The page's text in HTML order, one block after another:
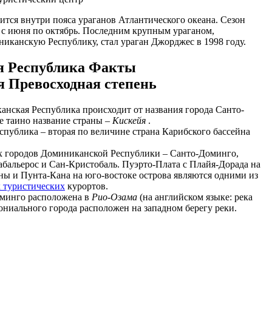
внутри пояса ураганов Атлантического океана. Сезон
июня по октябрь. Последним крупным ураганом,
Республику, стал ураган Джорджес в 1998 году.
Республика Факты
Превосходная степень
Республика происходит от названия города Санто-
название страны – Кискейя .
– вторая по величине страна Карибского бассейна
Доминиканской Республики – Санто-Доминго,
и Сан-Кристобаль. Пуэрто-Плата с Плайя-Дорада на
и Пунта-Кана на юго-востоке острова являются одними из
курортов.
расположена в Рио-Озама (на английском языке: река
города расположен на западном берегу реки.